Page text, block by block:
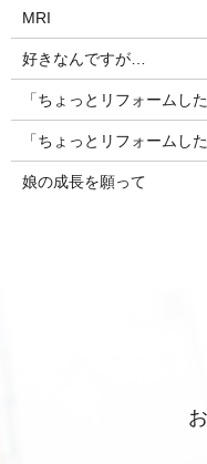
MRI
好きなんですが…
「ちょっとリフォームし
「ちょっとリフォームし
娘の成長を願って